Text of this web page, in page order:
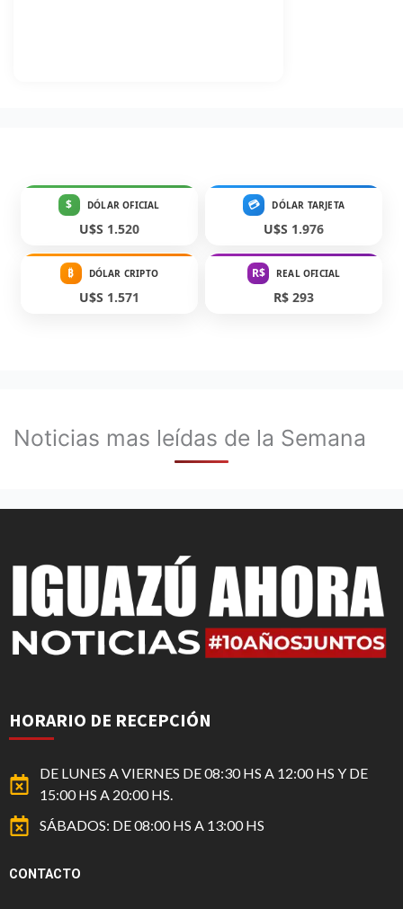
$ DÓLAR OFICIAL
U$S 1.520
💳 DÓLAR TARJETA
U$S 1.976
₿ DÓLAR CRIPTO
U$S 1.571
R$ REAL OFICIAL
R$ 293
Noticias mas leídas de la Semana
HORARIO DE RECEPCIÓN
DE LUNES A VIERNES DE 08:30 HS A 12:00 HS Y DE
15:00 HS A 20:00 HS.
SÁBADOS: DE 08:00 HS A 13:00 HS
CONTACTO